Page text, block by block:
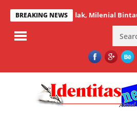
BREAKING NEWS
Membludak, Milenial Bintauna